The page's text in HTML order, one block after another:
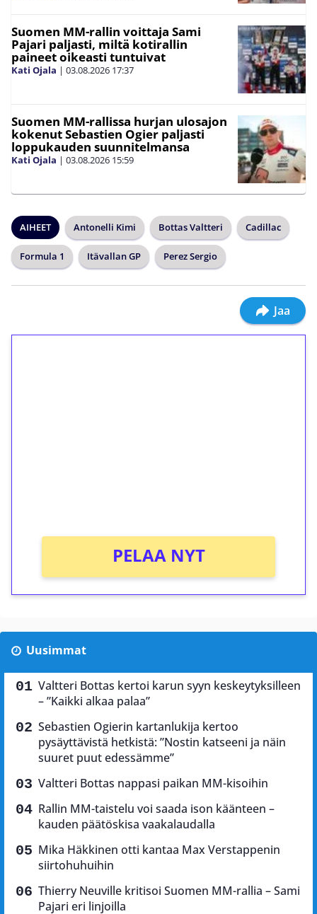
Suomen MM-rallin voittaja Sami
Pajari paljasti, miltä kotirallin
paineet oikeasti tuntuivat
Kati Ojala | 03.08.2026 17:37
Suomen MM-rallissa hurjan ulosajon
kokenut Sebastien Ogier paljasti
loppukauden suunnitelmansa
Kati Ojala | 03.08.2026 15:59
AIHEET Antonelli Kimi Bottas Valtteri Cadillac
Formula 1 Itävallan GP Perez Sergio
Jaa
PELAA NYT
Uusimmat
Valtteri Bottas kertoi karun syyn keskeytyksilleen
– ”Kaikki alkaa palaa”
Sebastien Ogierin kartanlukija kertoo
pysäyttävistä hetkistä: ”Nostin katseeni ja näin
suuret puut edessämme”
Valtteri Bottas nappasi paikan MM-kisoihin
Rallin MM-taistelu voi saada ison käänteen –
kauden päätöskisa vaakalaudalla
Mika Häkkinen otti kantaa Max Verstappenin
siirtohuhuihin
Thierry Neuville kritisoi Suomen MM-rallia – Sami
Pajari eri linjoilla